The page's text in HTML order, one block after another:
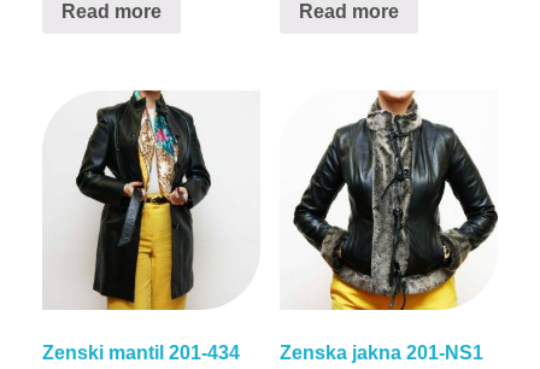
Read more Read more
Zenski mantil 201-434
Zenska jakna 201-NS1